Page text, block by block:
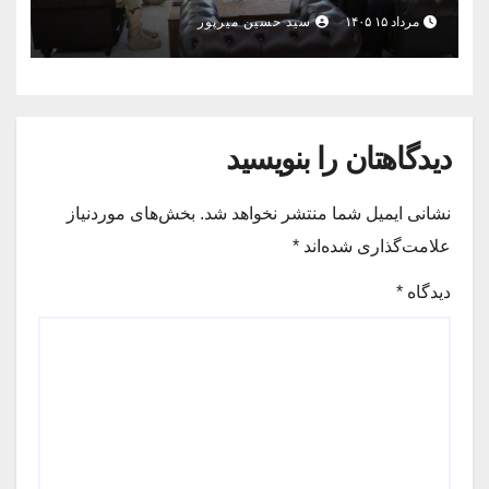
مرداد ۱۵ ۱۴۰۵ سید حسین میرپور
دیدگاهتان را بنویسید
نشانی ایمیل شما منتشر نخواهد شد. بخش‌های موردنیاز
علامت‌گذاری شده‌اند *
دیدگاه *